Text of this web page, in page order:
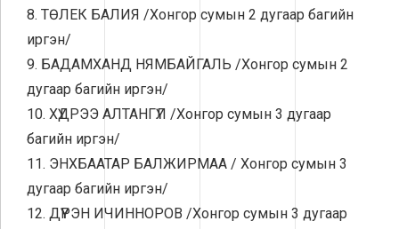
8. ТӨЛЕК БАЛИЯ /Хонгор сумын 2 дугаар багийн
иргэн/
9. БАДАМХАНД НЯМБАЙГАЛЬ /Хонгор сумын 2
дугаар багийн иргэн/
10. ХҮДРЭЭ АЛТАНГҮЛ /Хонгор сумын 3 дугаар
багийн иргэн/
11. ЭНХБААТАР БАЛЖИРМАА / Хонгор сумын 3
дугаар багийн иргэн/
12. ДҮҮРЭН ИЧИННОРОВ /Хонгор сумын 3 дугаар